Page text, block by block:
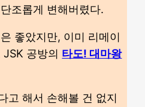
조롭게 변해버렸다.
좋았지만, 이미 리메이
공방의 타도! 대마왕
고 해서 손해볼 건 없지